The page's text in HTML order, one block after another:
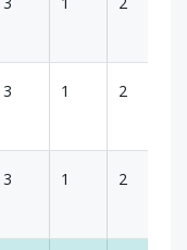
3 1 2
3 1 2